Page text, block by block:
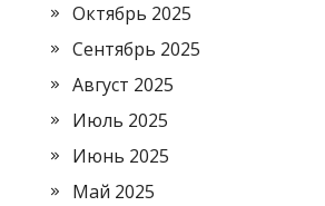
Октябрь 2025
Сентябрь 2025
Август 2025
Июль 2025
Июнь 2025
Май 2025